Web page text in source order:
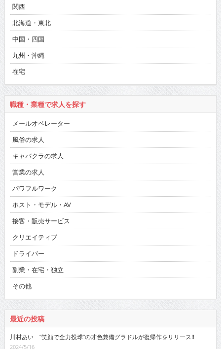
関西
北海道・東北
中国・四国
九州・沖縄
在宅
職種・業種で求人を探す
メールオペレーター
風俗の求人
キャバクラの求人
営業の求人
パワフルワーク
ホスト・モデル・AV
接客・販売サービス
クリエイティブ
ドライバー
副業・在宅・独立
その他
最近の投稿
川村あい “笑顔で全力投球”の才色兼備グラドルが復帰作をリリース!!
2024/5/16